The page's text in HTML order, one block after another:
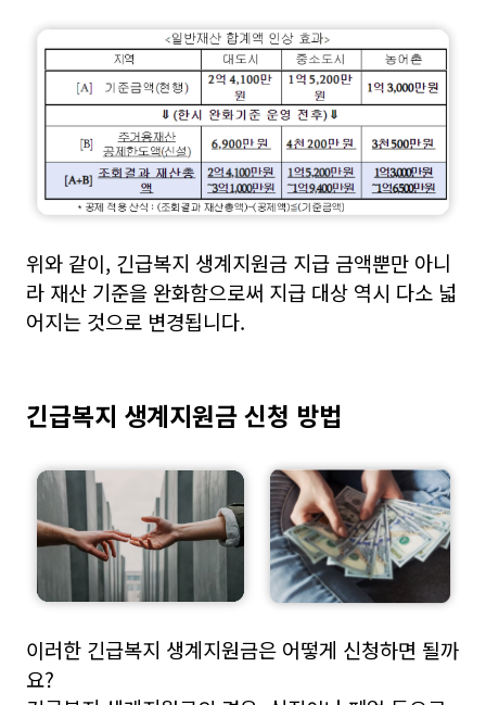
위와 같이, 긴급복지 생계지원금 지급 금액뿐만 아니
라 재산 기준을 완화함으로써 지급 대상 역시 다소 넓
어지는 것으로 변경됩니다.
긴급복지 생계지원금 신청 방법
이러한 긴급복지 생계지원금은 어떻게 신청하면 될까
요?